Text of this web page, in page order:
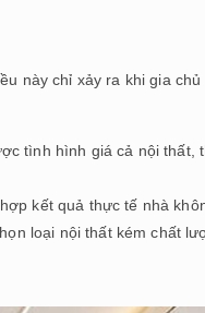
này chỉ xảy ra khi gia chủ
tình hình giá cả nội thất,
kết quả thực tế nhà
loại nội thất kém chất